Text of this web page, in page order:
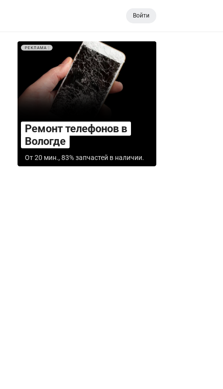
Войти
РЕКЛАМА
Ремонт телефонов в
Вологде
От 20 мин., 83% запчастей в наличии.